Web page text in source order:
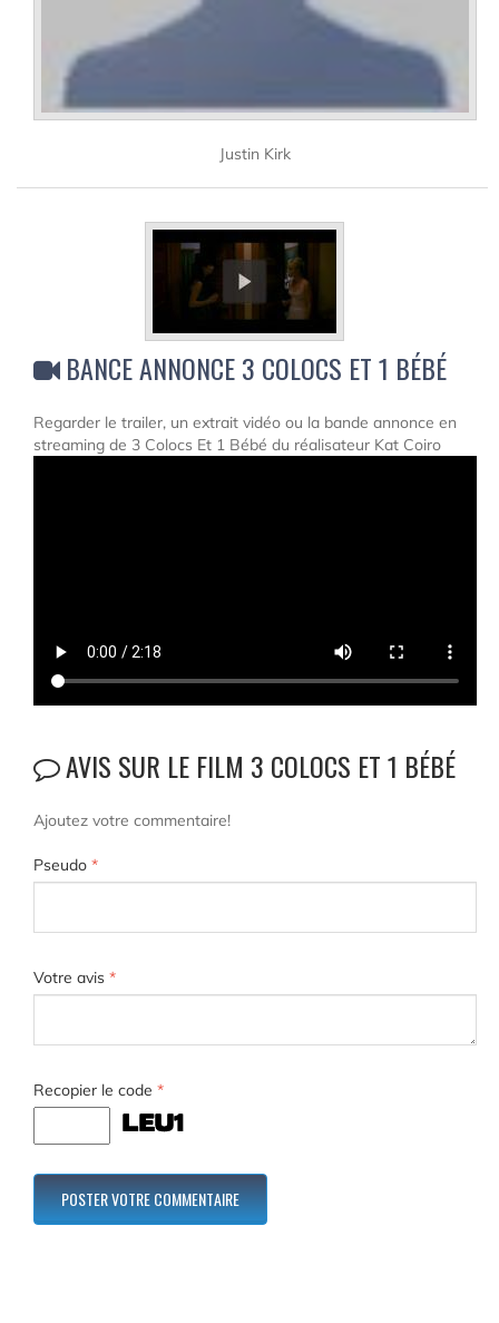
Justin Kirk
BANCE ANNONCE 3 COLOCS ET 1 BÉBÉ
Regarder le trailer, un extrait vidéo ou la bande annonce en
streaming de 3 Colocs Et 1 Bébé du réalisateur Kat Coiro
AVIS SUR LE FILM 3 COLOCS ET 1 BÉBÉ
Ajoutez votre commentaire!
Pseudo *
Votre avis *
Recopier le code *